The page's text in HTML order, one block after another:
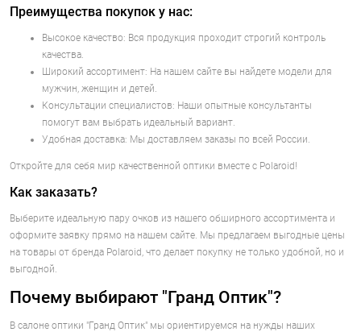
Преимущества покупок у нас:
Высокое качество: Вся продукция проходит строгий контроль
качества.
Широкий ассортимент: На нашем сайте вы найдете модели для
мужчин, женщин и детей.
Консультации специалистов: Наши опытные консультанты
помогут вам выбрать идеальный вариант.
Удобная доставка: Мы доставляем заказы по всей России.
Откройте для себя мир качественной оптики вместе с Polaroid!
Как заказать?
Выберите идеальную пару очков из нашего обширного ассортимента и
оформите заявку прямо на нашем сайте. Мы предлагаем выгодные цены
на товары от бренда Polaroid, что делает покупку не только удобной, но и
выгодной.
Почему выбирают "Гранд Оптик"?
В салоне оптики "Гранд Оптик" мы ориентируемся на нужды наших